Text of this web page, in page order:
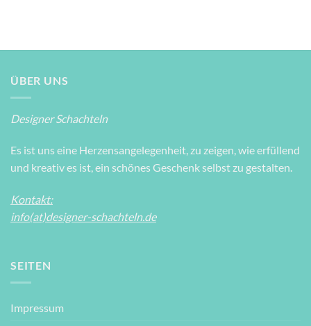
ÜBER UNS
Designer Schachteln
Es ist uns eine Herzensangelegenheit, zu zeigen, wie erfüllend
und kreativ es ist, ein schönes Geschenk selbst zu gestalten.
Kontakt:
info(at)designer-schachteln.de
SEITEN
Impressum